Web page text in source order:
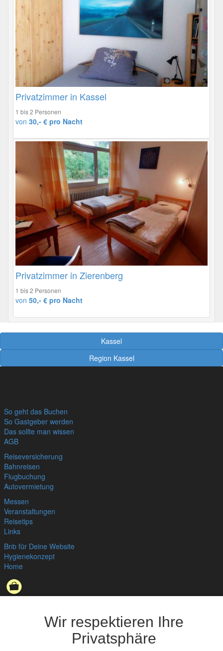
Wir respektieren Ihre
Privatsphäre
Privatzimmer in Kassel
1 bis 2 Personen
von 30,- € pro Nacht
Privatzimmer in Zierenberg
1 bis 2 Personen
von 50,- € pro Nacht
Kassel
Region Kassel
So geht das Buchen
So Gastgeber werden
Das sollte man wissen
AGB
Reiseversicherung
Bahnreisen
Flugbuchung
Autovermietung
Messen
Veranstaltungen
Reisetips
Links
Bnb für Deine Website
Hygienekonzept
Home